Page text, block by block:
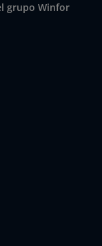
grupo Winfor